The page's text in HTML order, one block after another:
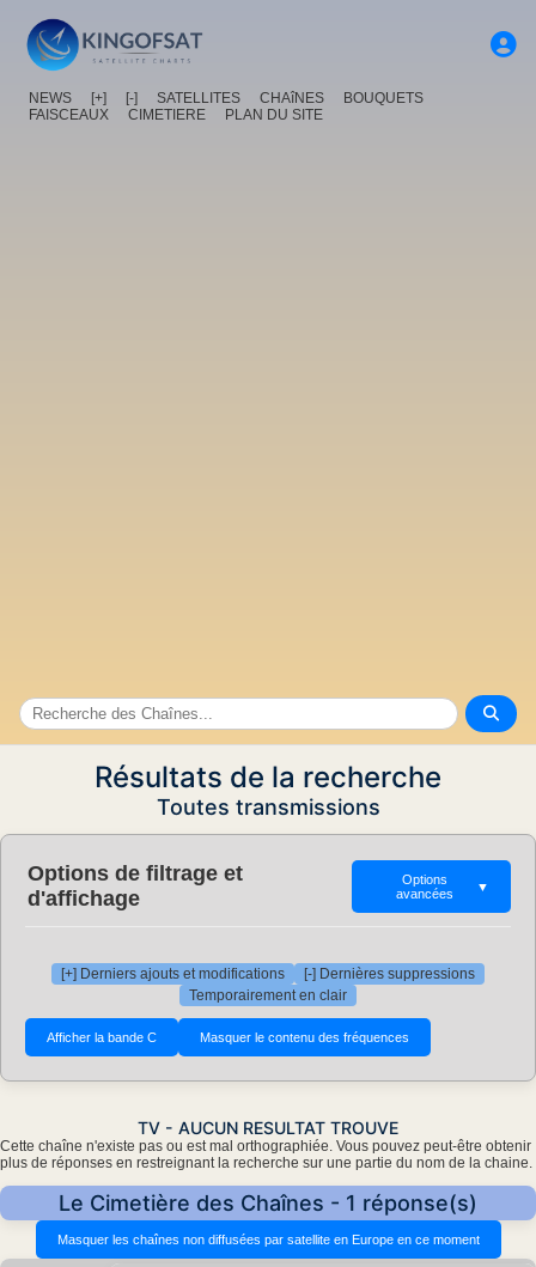
NEWS [+] [-] SATELLITES CHAîNES
BOUQUETS
FAISCEAUX
CIMETIERE PLAN DU SITE
Résultats de la recherche
Toutes transmissions
Options de filtrage et
d'affichage
Options
avancées
▼
[+] Derniers ajouts et modifications
[-] Dernières suppressions
Temporairement en clair
TV - AUCUN RESULTAT TROUVE
Cette chaîne n'existe pas ou est mal orthographiée. Vous pouvez peut-être obtenir
plus de réponses en restreignant la recherche sur une partie du nom de la chaine.
Le Cimetière des Chaînes - 1 réponse(s)